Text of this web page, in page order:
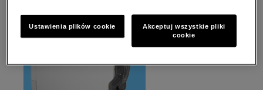
Ustawienia plików cookie
Akceptuj wszystkie pliki
cookie